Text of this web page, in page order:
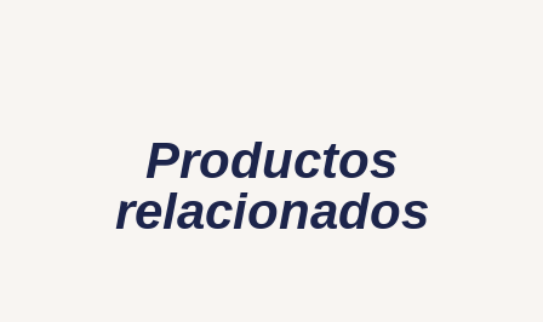
Productos
relacionados